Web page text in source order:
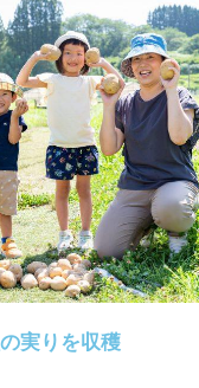
実りを収穫